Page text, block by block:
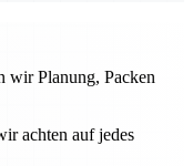
wir Planung, Packen
achten auf jedes